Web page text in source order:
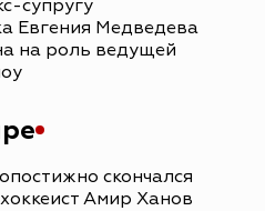
супругу
Евгения Медведева
на роль ведущей
скончался
Амир Ханов